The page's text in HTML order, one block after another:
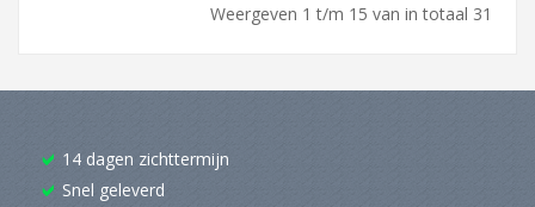
Weergeven 1 t/m 15 van in totaal 31
14 dagen zichttermijn
Snel geleverd